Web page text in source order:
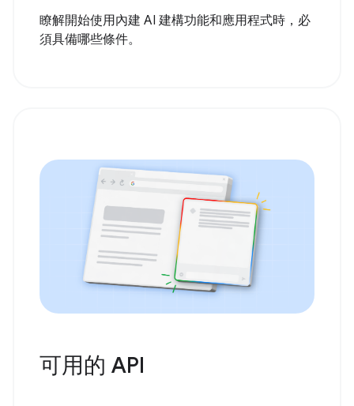
瞭解開始使用內建 AI 建構功能和應用程式時，必
須具備哪些條件。
可用的 API